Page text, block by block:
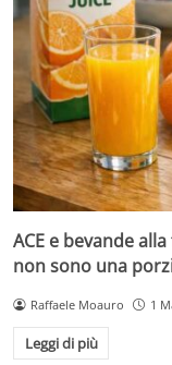
ACE e bevande
non sono una
Raffaele Moauro 1
Leggi di più